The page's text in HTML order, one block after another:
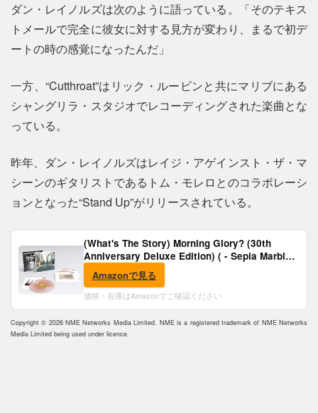
ダン・レイノルズは次のように語っている。「そのテキス
トメールで完全に彼女に対する見方が変わり、まるで初デ
ートの時の感覚になったんだ」
一方、“Cutthroat”はリック・ルービンと共にマリブにある
シャングリラ・スタジオでレコーディングされた楽曲とな
っている。
昨年、ダン・レイノルズはレイジ・アゲインスト・ザ・マ
シーンのギタリストであるトム・モレロとのコラボレーシ
ョンとなった“Stand Up”がリリースされている。
(What's The Story) Morning Glory? (30th
Anniversary Deluxe Edition) ( - Sepia Marble
Vinyl) [Analog]
Amazonで見る
価格・在庫はAmazonでご確認ください
Copyright © 2026 NME Networks Media Limited. NME is a registered trademark of NME Networks
Media Limited being used under licence.